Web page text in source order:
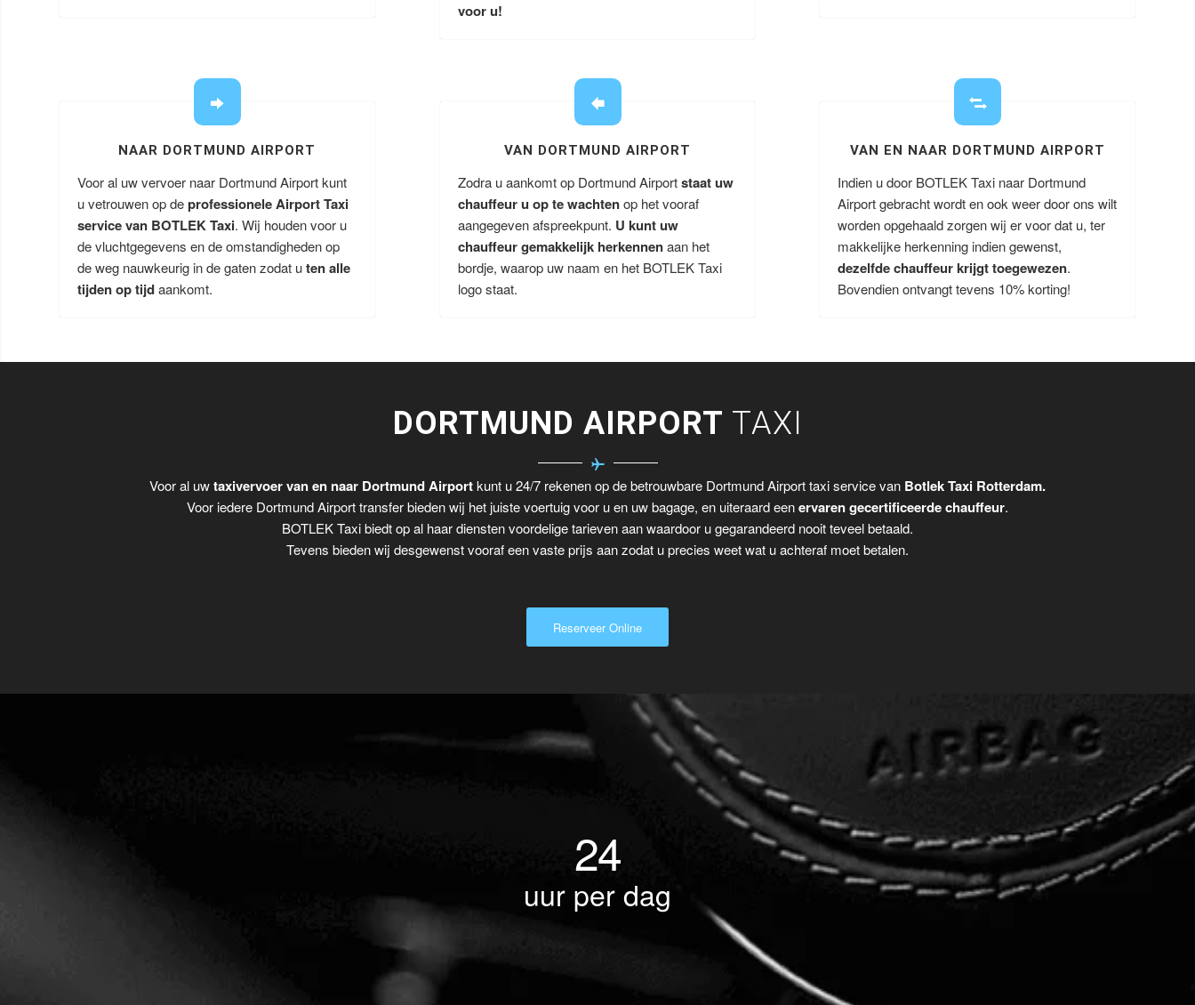
voor u!
NAAR DORTMUND AIRPORT
Voor al uw vervoer naar Dortmund Airport kunt
u vetrouwen op deprofessionele Airport Taxi
service van BOTLEK Taxi. Wij houden voor u
de vluchtgegevens en de omstandigheden op
de weg nauwkeurig in de gaten zodat uten alle
tijden op tijdaankomt.
VAN DORTMUND AIRPORT
Zodra u aankomt op Dortmund Airportstaat uw
chauffeur u op te wachtenop het vooraf
aangegeven afspreekpunt. U kunt uw
chauffeur gemakkelijk herkennenaan het
bordje, waarop uw naam en het BOTLEK Taxi
logo staat.
VAN EN NAAR DORTMUND AIRPORT
Indien u door BOTLEK Taxi naar Dortmund
Airport gebracht wordt en ook weer door ons wilt
worden opgehaald zorgen wij er voor dat u, ter
makkelijke herkenning indien gewenst,
dezelfde chauffeur krijgt toegewezen.
Bovendien ontvangt tevens 10% korting!
DORTMUND AIRPORT TAXI
Voor al uwtaxivervoer van en naar Dortmund Airportkunt u 24/7 rekenen op de betrouwbare Dortmund Airport taxi service van Botlek Taxi Rotterdam.
Voor iedere Dortmund Airport transfer bieden wij het juiste voertuig voor u en uw bagage, en uiteraard eenervaren gecertificeerde chauffeur.
BOTLEK Taxi biedt op al haar diensten voordelige tarieven aan waardoor u gegarandeerd nooit teveel betaald.
Tevens bieden wij desgewenst vooraf een vaste prijs aan zodat u precies weet wat u achteraf moet betalen.
Reserveer Online
24
uur per dag